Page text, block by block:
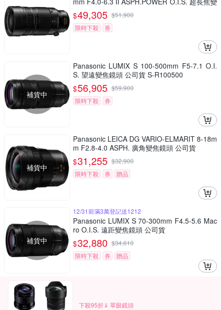
焦鏡頭 公司貨 H-RSA100400G
$49,305 $51,900
限時下殺
券
補貨中
Panasonic LUMIX S 100-500mm F5-7.1 O.I.
S. 望遠變焦鏡頭 公司貨 S-R100500
$56,905 $59,900
限時下殺
券
補貨中
Panasonic LEICA DG VARIO-ELMARIT 8-18m
m F2.8-4.0 ASPH. 廣角變焦鏡頭 公司貨
$31,255 $32,900
限時下殺
券 贈品
補貨中
12/31前滿3萬登記送1212
Panasonic LUMIX S 70-300mm F4.5-5.6 Mac
ro O.I.S. 遠距變焦鏡頭 公司貨
$32,880 $34,610
限時下殺
券 贈品
下殺95折⇓ 單眼鏡頭